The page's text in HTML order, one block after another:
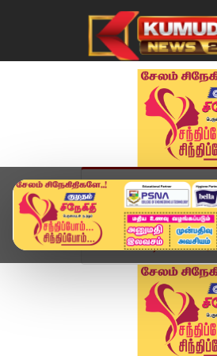
முகப்பு
Home வீடியோ ஸ்டோரி